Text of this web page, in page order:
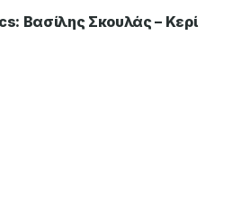
Βασίλης Σκουλάς – Κερί